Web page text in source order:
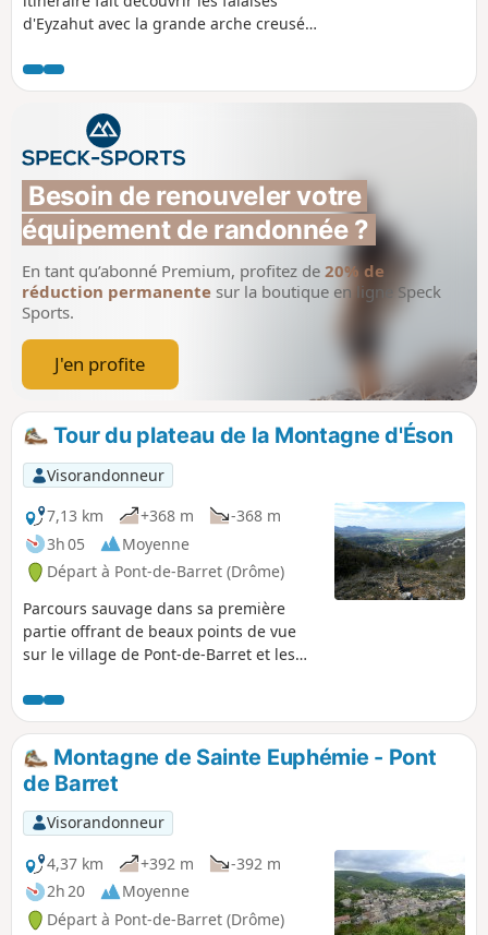
d'Eyzahut avec la grande arche creusée
Furet ". Attention, Passages délicats.
Itinéraire réservé aux randonneurs
expérimentés.
Besoin de renouveler votre
équipement de randonnée ?
En tant qu’abonné Premium, profitez de 20% de
réduction permanente sur la boutique en ligne Speck
Sports.
J'en profite
Tour du plateau de la Montagne d'Éson
Visorandonneur
7,13 km
+368 m
-368 m
3h 05
Moyenne
Départ à Pont-de-Barret (Drôme)
Parcours sauvage dans sa première
partie offrant de beaux points de vue
sur le village de Pont-de-Barret et les
Montagne de Sainte-Euphémie et la
plaine de Marsanne. Côté Ouest du
plateau, un accès permet d'accéder à un
point de vue sur Roche Colombe, les
Trois Becs et la Montagne de Couspeau
puis côté Sud, Saint-Maurice et les
rochers d'Eysahut lors de la descente
par la piste. Terminer ensuite par un
sentier sauvage dans une petite combe.
Montagne de Sainte Euphémie - Pont
de Barret
Visorandonneur
4,37 km
+392 m
-392 m
2h 20
Moyenne
Départ à Pont-de-Barret (Drôme)